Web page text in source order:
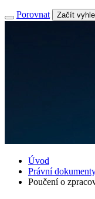
Porovnat Začít
Úvod
Právní
Poučení o